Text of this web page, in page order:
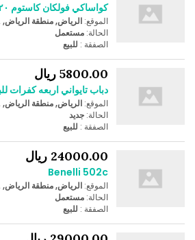
كواساكي فولكان كاستوم ٢٠٢٠
الموقع: الرياض, منطقة الرياض, SA
الحالة: مستعمل
الصفقة : للبيع
5800.00 ريال
دباب تايواني اربعه كفرات
الموقع: الرياض, منطقة الرياض, SA
الحالة: جديد
الصفقة : للبيع
24000.00 ريال
Benelli 502c
الموقع: الرياض, منطقة الرياض, SA
الحالة: مستعمل
الصفقة : للبيع